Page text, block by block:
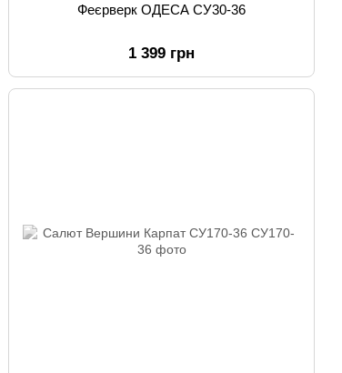
Феєрверк ОДЕСА СУ30-36
1 399 грн